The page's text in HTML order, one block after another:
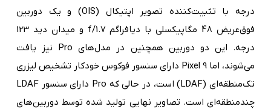
درجه با تثبیت‌کننده تصویر اپتیکال (OIS) و یک دوربین
فوق‌عریض 48 مگاپیکسلی با دیافراگم f/1.7 و میدان دید 123
درجه. این دو دوربین همچنین در مدل‌های Pro نیز یافت
می‌شوند، اما Pixel 9 دارای سنسور فوکوس خودکار تشخیص لیزری
تک‌منطقه‌ای (LDAF) است، در حالی که Pro دارای سنسور LDAF
چندمنطقه‌ای است. تصاویر نهایی تولید شده توسط دوربین‌های